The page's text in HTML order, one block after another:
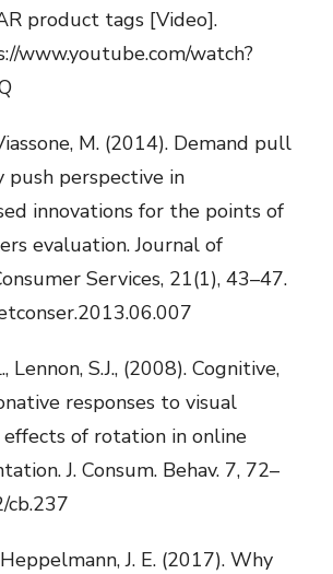
product tags [Video].
www.youtube.com/watch?
M. (2014). Demand pull
push perspective in
innovations for the points of
evaluation. Journal of
Services, 21(1), 43–47.
Lennon, S.J., (2008). Cognitive,
responses to visual
of rotation in online
J. Consum. Behav. 7, 72–
cb.237
J. E. (2017). Why